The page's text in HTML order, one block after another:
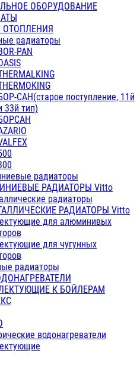
ОБОРУДОВАНИЕ
ОТОПЛЕНИЯ
радиаторы
PAN
САН(старое поступление, 11й
33й тип)
радиаторы
РАДИАТОРЫ Vitto
радиаторы
РАДИАТОРЫ Vitto
для алюминивых
для чугунных
радиаторы
К БОЙЛЕРАМ
водонагреватели